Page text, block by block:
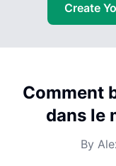
Create
Comment
dans le
By